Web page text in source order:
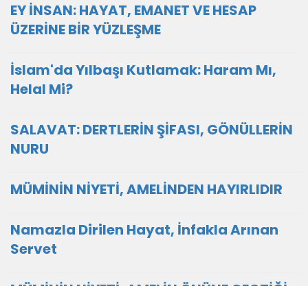
EY İNSAN: HAYAT, EMANET VE HESAP
ÜZERİNE BİR YÜZLEŞME
İslam'da Yılbaşı Kutlamak: Haram Mı,
Helal Mi?
SALAVAT: DERTLERİN ŞİFASI, GÖNÜLLERİN
NURU
MÜMİNİN NİYETİ, AMELİNDEN HAYIRLIDIR
Namazla Dirilen Hayat, İnfakla Arınan
Servet